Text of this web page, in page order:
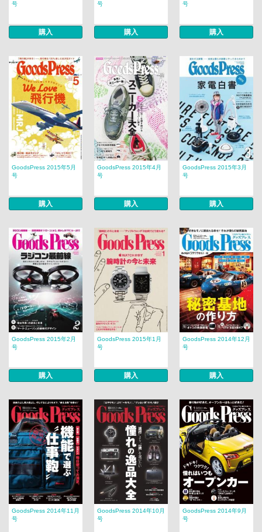
号
購入
号
購入
号
購入
GoodsPress 2015年5月
号
購入
GoodsPress 2015年4月
号
購入
GoodsPress 2015年3月
号
購入
GoodsPress 2015年2月
号
購入
GoodsPress 2015年1月
号
購入
GoodsPress 2014年12月
号
購入
GoodsPress 2014年11月
号
GoodsPress 2014年10月
号
GoodsPress 2014年9月
号